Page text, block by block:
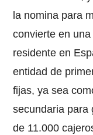
la nomina para
convierte en
residente en
entidad de
fijas, ya sea
secundaria para
de 11.000